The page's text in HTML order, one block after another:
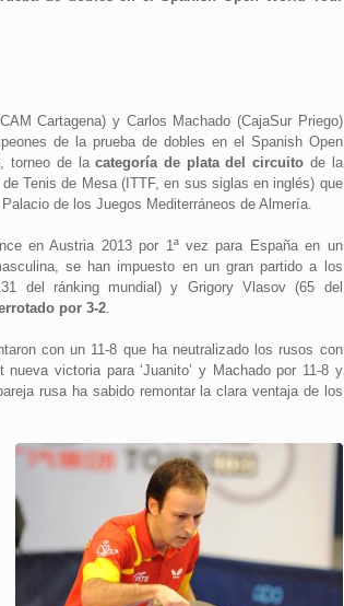
Cartagena) y Carlos Machado (CajaSur Priego)
de la prueba de dobles en el Spanish Open
torneo de lacategoría de plata del circuito de la
Tenis de Mesa (ITTF, en sus siglas en inglés) que
de los Juegos Mediterráneos de Almería.
en Austria 2013 por 1ª vez para España en un
se han impuesto en un gran partido a los
del ránking mundial) y Grigory Vlasov (65 del
por 3-2.
con un 11-8 que ha neutralizado los rusos con
victoria para ‘Juanito’ y Machado por 11-8 y
rusa ha sabido remontar la clara ventaja de los